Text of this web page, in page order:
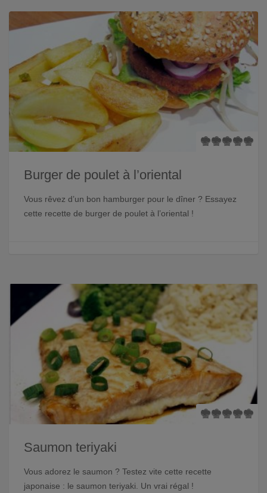
Burger de poulet à l’oriental
Vous rêvez d’un bon hamburger pour le dîner ? Essayez
cette recette de burger de poulet à l’oriental !
Saumon teriyaki
Vous adorez le saumon ? Testez vite cette recette
japonaise : le saumon teriyaki. Un vrai régal !